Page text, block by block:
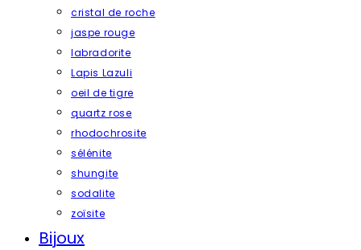
cristal de roche
jaspe rouge
labradorite
Lapis Lazuli
oeil de tigre
quartz rose
rhodochrosite
sélénite
shungite
sodalite
zoïsite
Bijoux